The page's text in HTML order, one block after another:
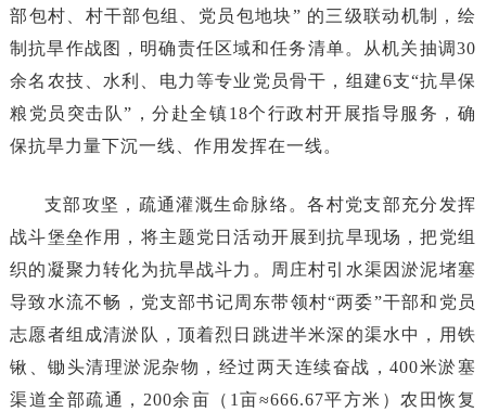
部包村、村干部包组、党员包地块” 的三级联动机制，绘
制抗旱作战图，明确责任区域和任务清单。从机关抽调30
余名农技、水利、电力等专业党员骨干，组建6支“抗旱保
粮党员突击队”，分赴全镇18个行政村开展指导服务，确
保抗旱力量下沉一线、作用发挥在一线。
支部攻坚，疏通灌溉生命脉络。各村党支部充分发挥
战斗堡垒作用，将主题党日活动开展到抗旱现场，把党组
织的凝聚力转化为抗旱战斗力。周庄村引水渠因淤泥堵塞
导致水流不畅，党支部书记周东带领村“两委”干部和党员
志愿者组成清淤队，顶着烈日跳进半米深的渠水中，用铁
锹、锄头清理淤泥杂物，经过两天连续奋战，400米淤塞
渠道全部疏通，200余亩（ 1亩≈666.67平方米 ）农田恢复